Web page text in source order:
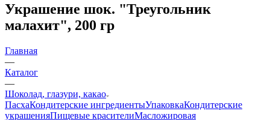
Украшение шок. "Треугольник
малахит", 200 гр
Главная
—
Каталог
—
Шоколад, глазури, какао
ПасхаКондитерские ингредиентыУпаковкаКондитерские
украшенияПищевые красителиМасложировая